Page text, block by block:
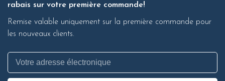
rabais sur votre première commande!
Remise valable uniquement sur la première commande pour
les nouveaux clients.